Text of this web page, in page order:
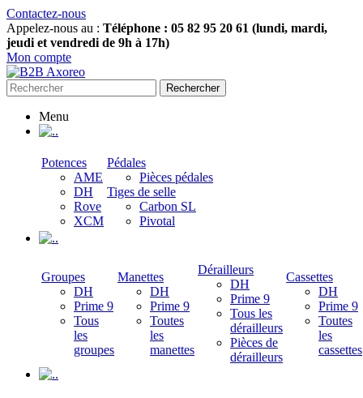
Contactez-nous
Appelez-nous au : Téléphone : 05 82 95 20 61 (lundi, mardi,
jeudi et vendredi de 9h à 17h)
Mon compte
Rechercher
Menu
.
Potences
AME
DH
Rove
XCM
Pédales
Pièces pédales
Tiges de selle
Carbon SL
Pivotal
.
Groupes
DH
Prime 9
Tous
les
groupes
Manettes
DH
Prime 9
Toutes
les
manettes
Dérailleurs
DH
Prime 9
Tous les
dérailleurs
Pièces de
dérailleurs
Cassettes
DH
Prime 9
Toutes
les
cassettes
.